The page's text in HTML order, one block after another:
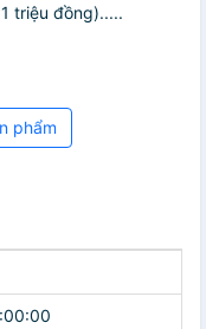
triệu đồng).....
phẩm